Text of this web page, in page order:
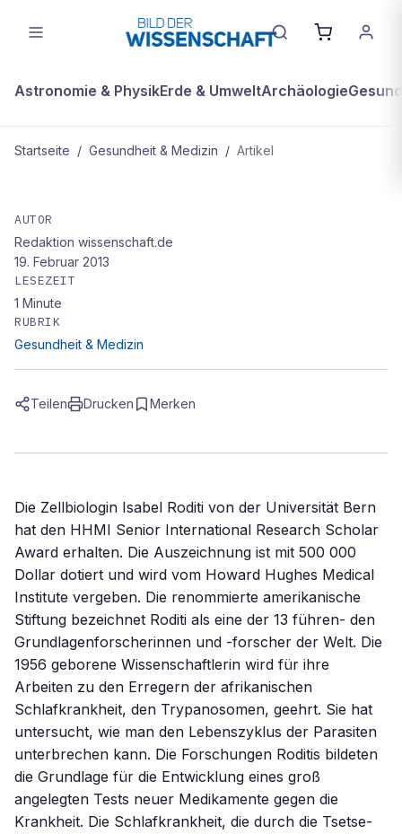
Astronomie & PhysikErde & UmweltArchäologie
Startseite / Gesundheit & Medizin / Artikel
Schlaflos in Afrika
AUTOR
Redaktion wissenschaft.de
19. Februar 2013
LESEZEIT
1 Minute
RUBRIK
Gesundheit & Medizin
Teilen Drucken Merken
Die Zellbiologin Isabel Roditi von der Universität Bern
hat den HHMI Senior International Research Scholar
Award erhalten. Die Auszeichnung ist mit 500 000
Dollar dotiert und wird vom Howard Hughes Medical
Institute vergeben. Die renommierte amerikanische
Stiftung bezeichnet Roditi als eine der 13 führen- den
Grundlagenforscherinnen und -forscher der Welt. Die
1956 geborene Wissenschaftlerin wird für ihre
Arbeiten zu den Erregern der afrikanischen
Schlafkrankheit, den Trypanosomen, geehrt. Sie hat
untersucht, wie man den Lebenszyklus der Parasiten
unterbrechen kann. Die Forschungen Roditis bildeten
die Grundlage für die Entwicklung eines groß
angelegten Tests neuer Medikamente gegen die
Krankheit. Die Schlafkrankheit, die durch die Tsetse-